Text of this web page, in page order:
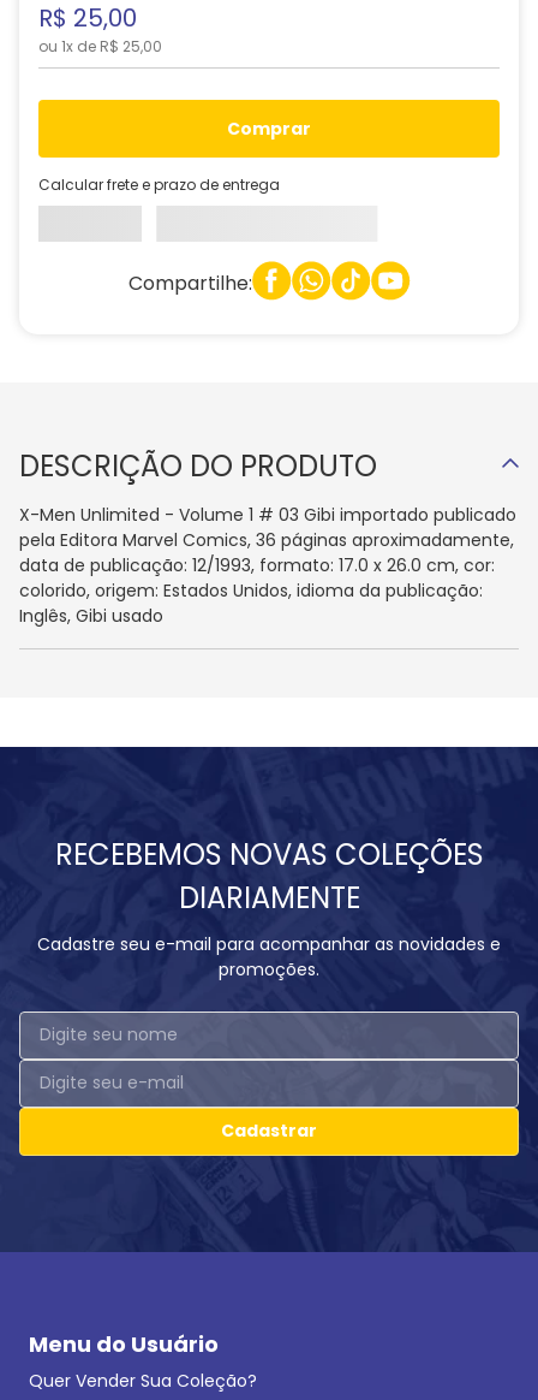
R$ 25,00
ou 1x de R$ 25,00
comprar
Calcular frete e prazo de entrega
Compartilhe:
DESCRIÇÃO DO PRODUTO
X-Men Unlimited - Volume 1 # 03 Gibi importado publicado
pela Editora Marvel Comics, 36 páginas aproximadamente,
data de publicação: 12/1993, formato: 17.0 x 26.0 cm, cor:
colorido, origem: Estados Unidos, idioma da publicação:
Inglês, Gibi usado
RECEBEMOS NOVAS COLEÇÕES
DIARIAMENTE
Cadastre seu e-mail para acompanhar as novidades e
promoções.
Cadastrar
Menu do Usuário
Quer Vender Sua Coleção?